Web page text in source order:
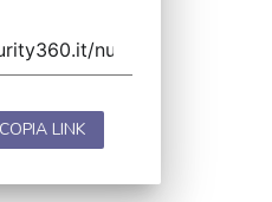
COPIA LINK